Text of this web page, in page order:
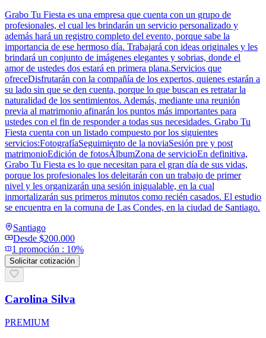
Grabo Tu Fiesta es una empresa que cuenta con un grupo de
profesionales, el cual les brindarán un servicio personalizado y
además hará un registro completo del evento, porque sabe la
importancia de ese hermoso día. Trabajará con ideas originales y les
brindará un conjunto de imágenes elegantes y sobrias, donde el
amor de ustedes dos estará en primera plana.Servicios que
ofreceDisfrutarán con la compañía de los expertos, quienes estarán a
su lado sin que se den cuenta, porque lo que buscan es retratar la
naturalidad de los sentimientos. Además, mediante una reunión
previa al matrimonio afinarán los puntos más importantes para
ustedes con el fin de responder a todas sus necesidades. Grabo Tu
Fiesta cuenta con un listado compuesto por los siguientes
servicios:FotografíaSeguimiento de la noviaSesión pre y post
matrimonioEdición de fotosÁlbumZona de servicioEn definitiva,
Grabo Tu Fiesta es lo que necesitan para el gran día de sus vidas,
porque los profesionales los deleitarán con un trabajo de primer
nivel y les organizarán una sesión inigualable, en la cual
inmortalizarán sus primeros minutos como recién casados. El estudio
se encuentra en la comuna de Las Condes, en la ciudad de Santiago.
Santiago
Desde $200.000
1 promoción : 10%
Solicitar cotización
Carolina Silva
PREMIUM